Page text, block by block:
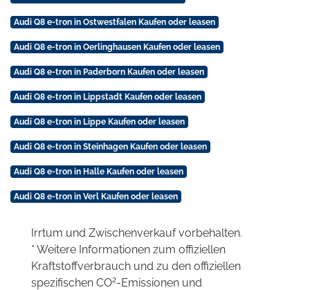
Audi Q8 e-tron in Ostwestfalen Kaufen oder leasen
Audi Q8 e-tron in Oerlinghausen Kaufen oder leasen
Audi Q8 e-tron in Paderborn Kaufen oder leasen
Audi Q8 e-tron in Lippstadt Kaufen oder leasen
Audi Q8 e-tron in Lippe Kaufen oder leasen
Audi Q8 e-tron in Steinhagen Kaufen oder leasen
Audi Q8 e-tron in Halle Kaufen oder leasen
Audi Q8 e-tron in Verl Kaufen oder leasen
Irrtum und Zwischenverkauf vorbehalten.
* Weitere Informationen zum offiziellen
Kraftstoffverbrauch und zu den offiziellen
spezifischen CO2-Emissionen und